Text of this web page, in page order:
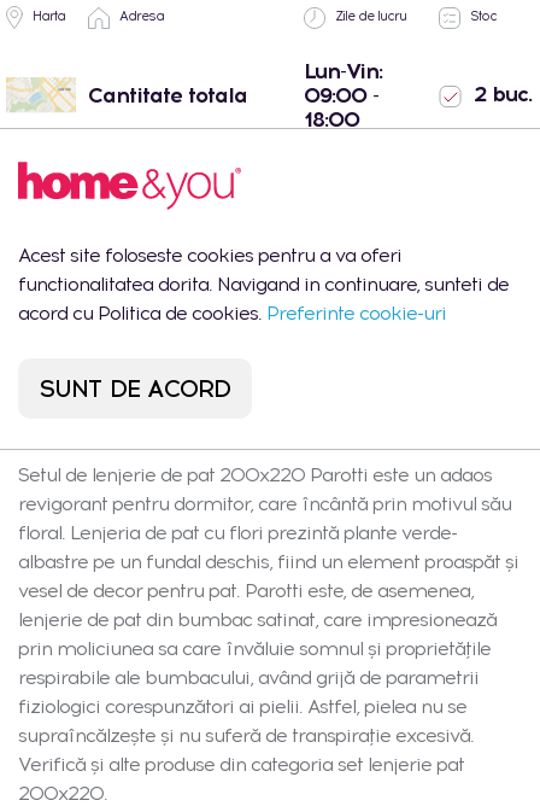
Harta Adresa Zile de lucru Stoc
Cantitate totala
Lun-Vin:
09:00 -
18:00
2 buc.
- Chișinău, str.
Arborilor 21
Chișinău, str. Mihail
Sadoveanu 42/6
10:00 -
22:00
Setul de lenjerie de pat 200x220 Parotti este un adaos
revigorant pentru dormitor, care încântă prin motivul său
floral. Lenjeria de pat cu flori prezintă plante verde-
albastre pe un fundal deschis, fiind un element proaspăt și
vesel de decor pentru pat. Parotti este, de asemenea,
lenjerie de pat din bumbac satinat, care impresionează
prin moliciunea sa care învăluie somnul și proprietățile
respirabile ale bumbacului, având grijă de parametrii
fiziologici corespunzători ai pielii. Astfel, pielea nu se
supraîncălzește și nu suferă de transpirație excesivă.
Verifică și alte produse din categoria set lenjerie pat
200x220.
Acest site foloseste cookies pentru a va oferi
functionalitatea dorita. Navigand in continuare, sunteti de
acord cu Politica de cookies. Preferinte cookie-uri
SUNT DE ACORD